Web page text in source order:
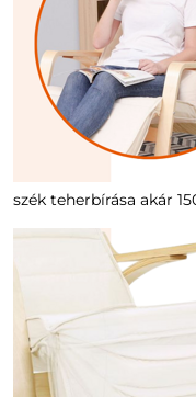
szék teherbírása akár